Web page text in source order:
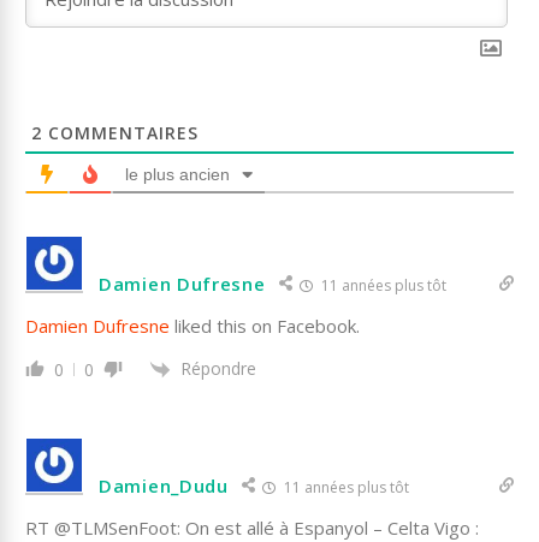
2 COMMENTAIRES
le plus ancien
Damien Dufresne 11 années plus tôt
Damien Dufresne liked this on Facebook.
0 0 Répondre
Damien_Dudu 11 années plus tôt
RT @TLMSenFoot: On est allé à Espanyol – Celta Vigo :